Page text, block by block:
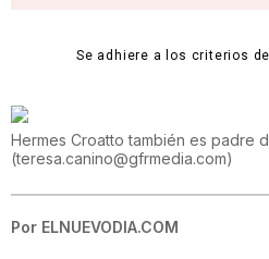
Se adhiere a los criterios de
Hermes Croatto también es padre
(teresa.canino@gfrmedia.com)
Por ELNUEVODIA.COM